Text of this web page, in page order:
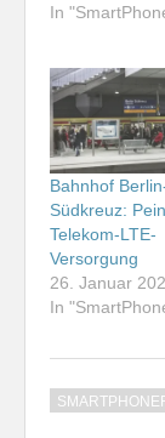
In
Bahnhof
Südkreuz:
Telekom-LTE-
Versorgung
26. Januar
In